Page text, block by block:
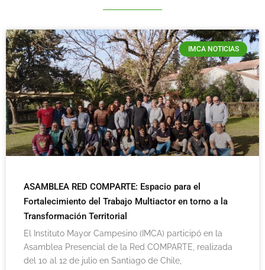
IMCA NOTICIAS
ASAMBLEA RED COMPARTE: Espacio para el
Fortalecimiento del Trabajo Multiactor en torno a la
Transformación Territorial
El Instituto Mayor Campesino (IMCA) participó en la
Asamblea Presencial de la Red COMPARTE, realizada
del 10 al 12 de julio en Santiago de Chile,